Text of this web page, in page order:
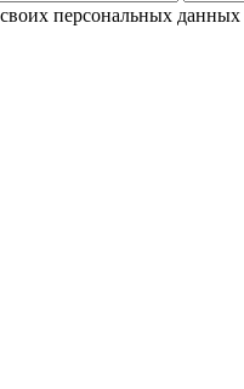
персональных данных